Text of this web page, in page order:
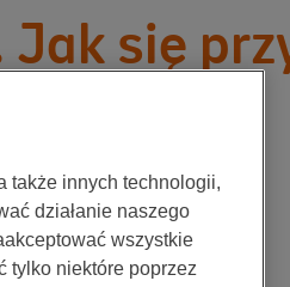
się
także innych technologii,
działanie naszego
wszystkie
tylko niektóre poprzez